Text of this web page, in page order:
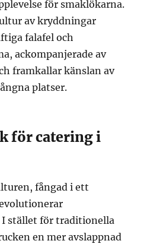
för smaklökarna.
av kryddningar
falafel och
ackompanjerade av
framkallar känslan av
platser.
för catering i
fångad i ett
I stället för traditionella
en mer avslappnad